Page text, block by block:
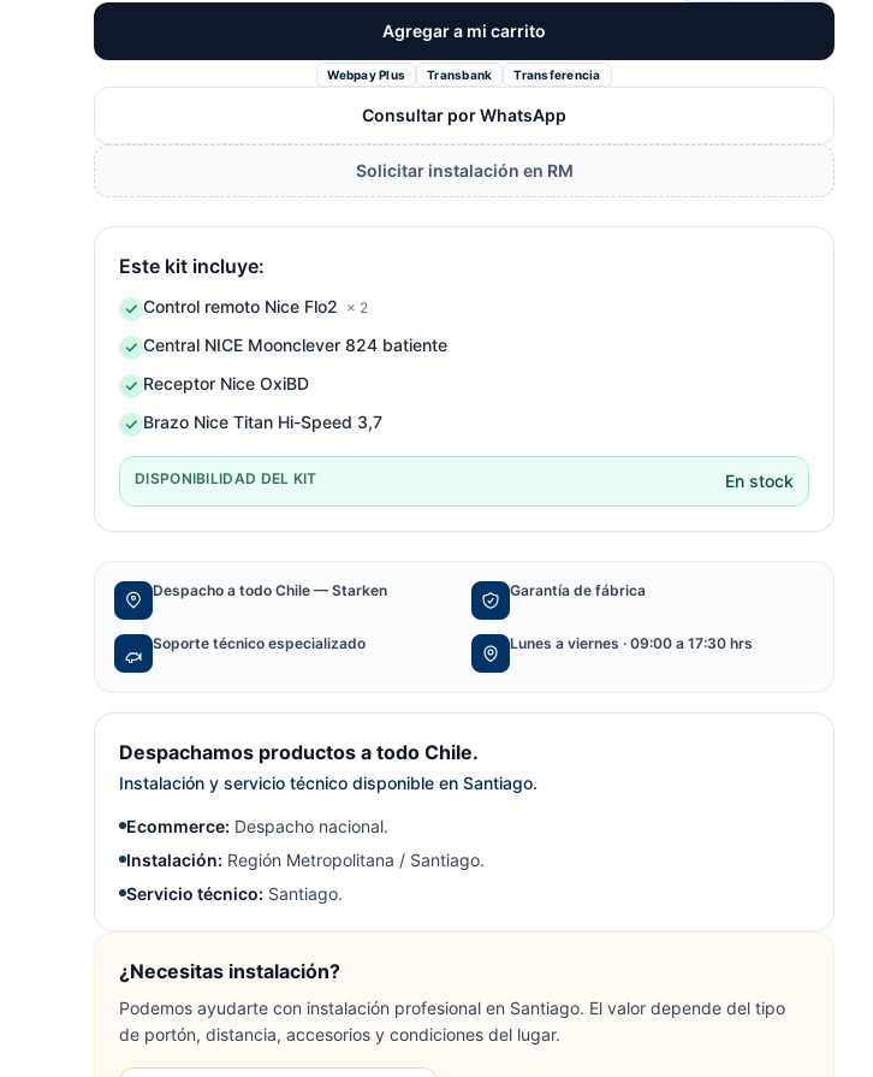
Agregar a mi carrito
Webpay Plus Transbank Transferencia
Consultar por WhatsApp
Solicitar instalación en RM
Este kit incluye:
Control remoto Nice Flo2 × 2
Central NICE Moonclever 824 batiente
Receptor Nice OxiBD
Brazo Nice Titan Hi-Speed 3,7
DISPONIBILIDAD DEL KIT En stock
Despacho a todo Chile — Starken Garantía de fábrica
Soporte técnico especializado Lunes a viernes · 09:00 a 17:30 hrs
Despachamos productos a todo Chile.
Instalación y servicio técnico disponible en Santiago.
Ecommerce: Despacho nacional.
Instalación: Región Metropolitana / Santiago.
Servicio técnico: Santiago.
¿Necesitas instalación?
Podemos ayudarte con instalación profesional en Santiago. El valor depende del tipo
de portón, distancia, accesorios y condiciones del lugar.